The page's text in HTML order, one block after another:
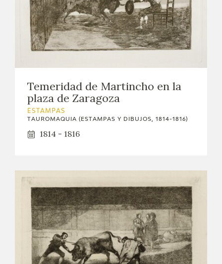
Temeridad de Martincho en la
plaza de Zaragoza
ESTAMPAS
TAUROMAQUIA (ESTAMPAS Y DIBUJOS, 1814-1816)
1814 - 1816